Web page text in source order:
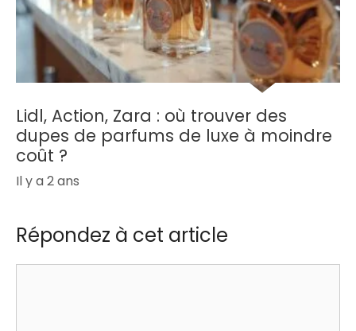
Lidl, Action, Zara : où trouver des
dupes de parfums de luxe à moindre
coût ?
Il y a 2 ans
Répondez à cet article